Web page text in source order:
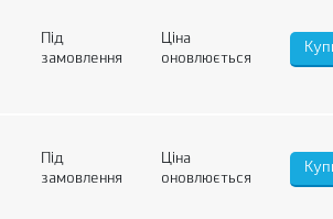
Під
замовлення
Ціна
оновлюється
Під
замовлення
Ціна
оновлюється